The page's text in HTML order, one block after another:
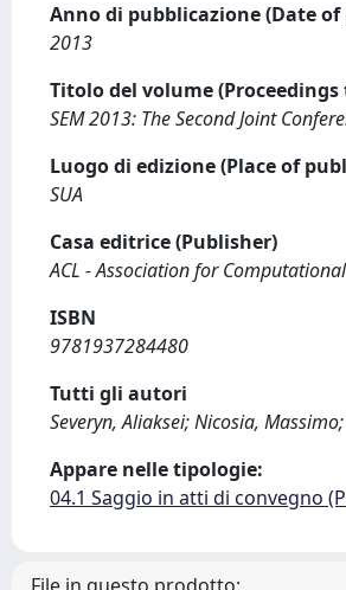
Anno di pubblicazione (Date
2013
Titolo del volume
SEM 2013: The Second Joint
Luogo di edizione (Place of
SUA
Casa editrice (Publisher)
ACL - Association for
ISBN
9781937284480
Tutti gli autori
Severyn, Aliaksei; Nicosia,
Appare nelle tipologie:
04.1 Saggio in atti di convegno